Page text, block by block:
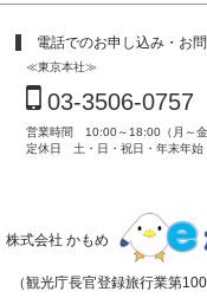
電話でのお申し込み・お
≪東京本社≫
03-3506-0757
営業時間 10:00～18:00（月～金
定休日 土・日・祝日・年末年始
株式会社 かもめ
（観光庁長官登録旅行業第